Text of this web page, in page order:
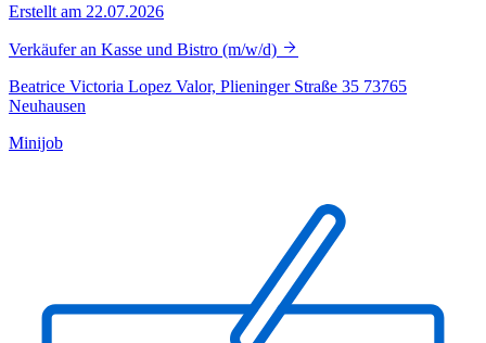
Erstellt am 22.07.2026
Verkäufer an Kasse und Bistro (m/w/d)
Beatrice Victoria Lopez Valor, Plieninger Straße 35 73765
Neuhausen
Minijob